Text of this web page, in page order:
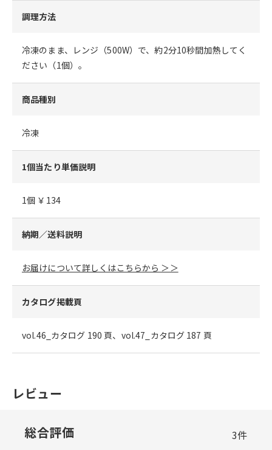
調理方法
冷凍のまま、レンジ（500W）で、約2分10秒間加熱してく
ださい（1個）。
商品種別
冷凍
1個当たり単価説明
1個 ￥134
納期／送料説明
お届けについて詳しくはこちらから ＞＞
カタログ掲載頁
vol.46_カタログ 190 頁、vol.47_カタログ 187 頁
レビュー
総合評価 3件